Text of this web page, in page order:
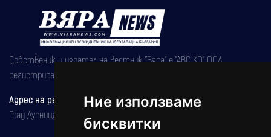
Ние използваме
бисквитки
Собственик и издател на вестник "Вяра" е "АВС КО" ООД,
регистрирана на 08.05.2002 година.
Адрес на редакцията
Град Дупница, ул.''Христо Ботев" 43